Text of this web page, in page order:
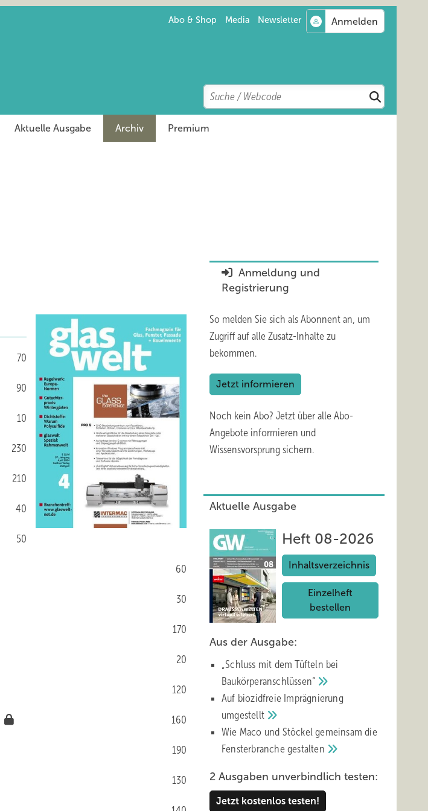
Abo & Shop Media Newsletter
Search
Suchen
Aktuelle Ausgabe Archiv Premium
70
90
10
230
210
40
50
60
30
170
20
120
160
190
130
Anmeldung und
Registrierung
So melden Sie sich als Abonnent an, um
Zugriff auf alle Zusatz-Inhalte zu
bekommen.
Jetzt informieren
Noch kein Abo? Jetzt über alle Abo-
Angebote informieren und
Wissensvorsprung sichern.
Aktuelle Ausgabe
Heft 08-2026
Inhaltsverzeichnis
Einzelheft
bestellen
Aus der Ausgabe:
„Schluss mit d em Tüfteln bei
Baukörperanschlüssen“
Auf biozidfreie Imprägnierung
umgestellt
Wie Maco und Stöckel gemeinsam die
Fensterbranche gestalten
2 Ausgaben unverbindlich testen:
Jetzt kostenlos testen!